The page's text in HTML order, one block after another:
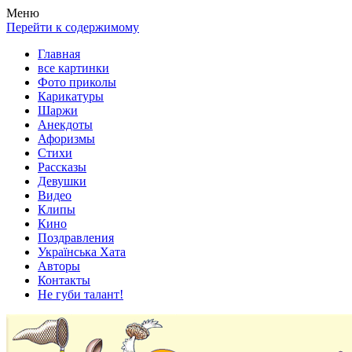
Весела хата — прикольные картинки, смешные истории, клипы!
Покажем всем ваши фото приколы, карикатуры, шаржи, стихи,
Меню
Перейти к содержимому
Главная
все картинки
Фото приколы
Карикатуры
Шаржи
Анекдоты
Афоризмы
Стихи
Рассказы
Девушки
Видео
Клипы
Кино
Поздравления
Українська Хата
Авторы
Контакты
Не губи талант!